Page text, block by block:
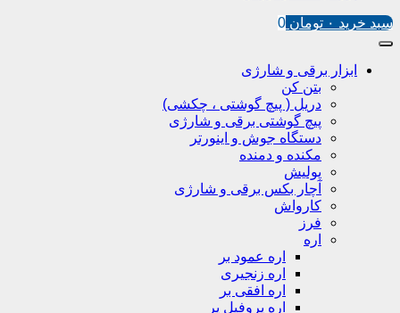
سبد خرید ۰ تومان 0
ابزار برقی و شارژی
بتن کن
دریل ( پیچ گوشتی ، چکشی)
پیچ گوشتی برقی و شارژی
دستگاه جوش و اینورتر
مکنده و دمنده
پولیش
آچار بکس برقی و شارژی
کارواش
فرز
اره
اره عمود بر
اره زنجیری
اره افقی بر
اره پروفیل پر